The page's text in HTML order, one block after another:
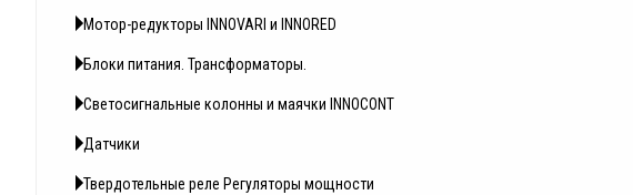
Мотор-редукторы INNOVARI и INNORED
Блоки питания. Трансформаторы.
Светосигнальные колонны и маячки INNOCONT
Датчики
Твердотельные реле Регуляторы мощности